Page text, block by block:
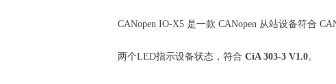
CANopen IO-X5 是一款 CANopen 从站设备符合
两个LED指示设备状态，符合 CiA 303-3 V1.0。